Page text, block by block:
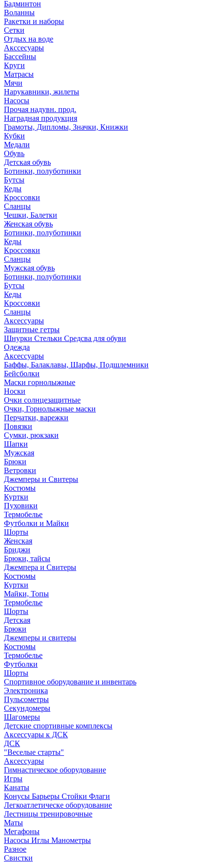
Бадминтон
Воланны
Ракетки и наборы
Сетки
Отдых на воде
Акссесуары
Бассейны
Круги
Матрасы
Мячи
Нарукавники, жилеты
Насосы
Прочая надувн. прод.
Наградная продукция
Грамоты, Дипломы, Значки, Книжки
Кубки
Медали
Обувь
Детская обувь
Ботинки, полуботинки
Бутсы
Кеды
Кроссовки
Сланцы
Чешки, Балетки
Женская обувь
Ботинки, полуботинки
Кеды
Кроссовки
Сланцы
Мужская обувь
Ботинки, полуботинки
Бутсы
Кеды
Кроссовки
Сланцы
Аксессуары
Защитные гетры
Шнурки Стельки Средсва для обуви
Одежда
Аксессуары
Баффы, Балаклавы, Шарфы, Подшлемники
Бейсболки
Маски горнолыжные
Носки
Очки солнцезащитные
Очки, Горнолыжные маски
Перчатки, варежки
Повязки
Сумки, рюкзаки
Шапки
Мужская
Брюки
Ветровки
Джемперы и Свитеры
Костюмы
Куртки
Пуховики
Термобелье
Футболки и Майки
Шорты
Женская
Бриджи
Брюки, тайсы
Джемпера и Свитеры
Костюмы
Куртки
Майки, Топы
Термобелье
Шорты
Детская
Брюки
Джемперы и свитеры
Костюмы
Термобелье
Футболки
Шорты
Спортивное оборудование и инвентарь
Электроника
Пульсометры
Секундомеры
Шагомеры
Детские спортивные комплексы
Аксессуары к ДСК
ДСК
"Веселые старты"
Аксессуары
Гимнастическое оборудование
Игры
Канаты
Конусы Барьеры Стойки Флаги
Легкоатлетическе оборудование
Лестницы тренировочные
Маты
Мегафоны
Насосы Иглы Манометры
Разное
Свистки